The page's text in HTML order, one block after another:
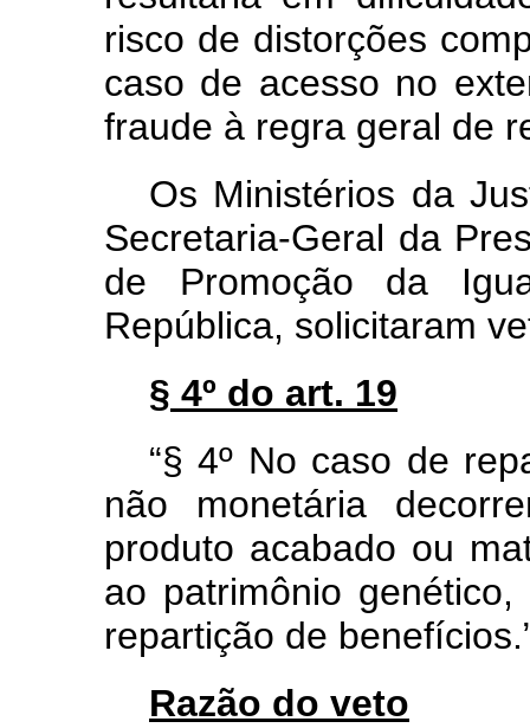
risco de distorções
caso de acesso no
fraude à regra geral de
Os Ministérios da
Secretaria-Geral da
de Promoção da
República, solicitaram
§ 4º do art. 19
“§ 4º No caso de
não monetária
produto acabado ou
ao patrimônio
repartição de
Razão do veto